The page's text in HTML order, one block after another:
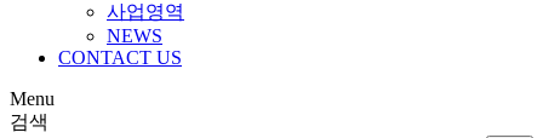
사업영역
NEWS
CONTACT US
Menu
검색